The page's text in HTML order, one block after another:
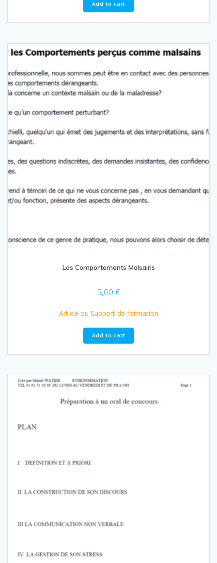
Add to cart
Les Comportements Malsains
5,00 €
Article ou Support de formation
Add to cart